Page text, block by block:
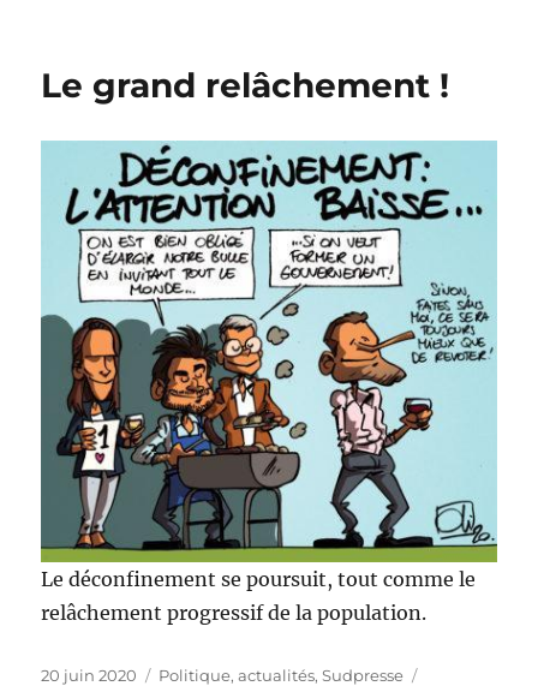
Le grand relâchement !
Le déconfinement se poursuit, tout comme le
relâchement progressif de la population.
Publié
20 juin 2020 Catégories
Politique, actualités,Sudpresse